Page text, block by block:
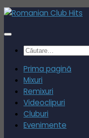
Skip
content
Caută
Prima pagină
Mixuri
Remixuri
Videoclipuri
Cluburi
Evenimente